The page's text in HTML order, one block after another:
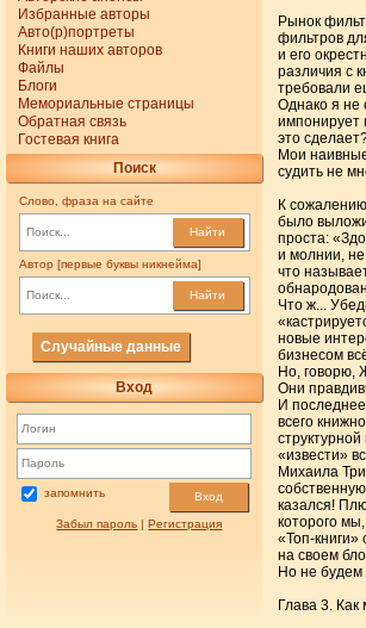
Избранные авторы
Авто(р)портреты
Книги наших авторов
Файлы
Блоги
Мемориальные страницы
Обратная связь
Гостевая книга
Поиск
Слово, фраза на сайте
Найти
Автор [первые буквы никнейма]
Найти
Случайные данные
Вход
запомнить Вход
Забыл пароль |Регистрация
Рынок
фильтров
и его
различия с
требовали
Однако я не
импонирует
это
Мои
судить не
К
было
проста:
и молнии, не
что
Что ж...
новые
бизнесом
Но, говорю,
Они
И
всего
«извести»
Михаила
казался!
которого
«Топ-
на своем
Но не будем
Глава 3.